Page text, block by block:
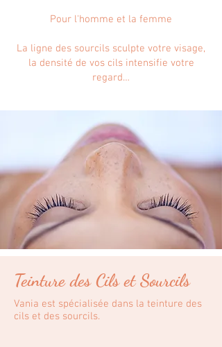
Pour l'homme et la femme
La ligne des sourcils sculpte votre visage,
la densité de vos cils intensifie votre
regard…
Teinture des Cils et Sourcils
Vania est spécialisée dans la teinture des
cils et des sourcils.